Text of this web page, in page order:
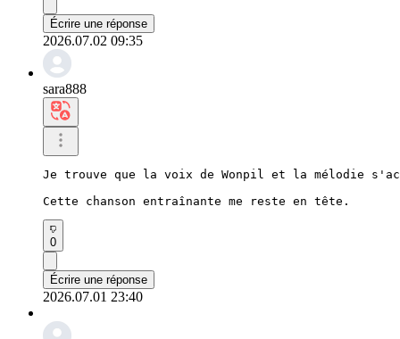
Écrire une réponse
2026.07.02 09:35
sara888
Je trouve que la voix de Wonpil et la mélodie
Cette chanson entraînante me reste en tête.
0
Écrire une réponse
2026.07.01 23:40